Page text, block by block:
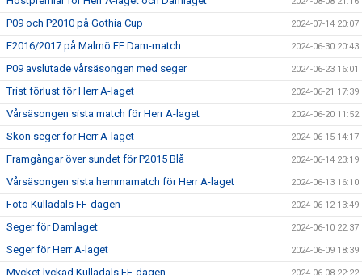
P09 och P2010 på Gothia Cup 2024-07-14 20:07
F2016/2017 på Malmö FF Dam-match 2024-06-30 20:43
P09 avslutade vårsäsongen med seger 2024-06-23 16:01
Trist förlust för Herr A-laget 2024-06-21 17:39
Vårsäsongen sista match för Herr A-laget 2024-06-20 11:52
Skön seger för Herr A-laget 2024-06-15 14:17
Framgångar över sundet för P2015 Blå 2024-06-14 23:19
Vårsäsongen sista hemmamatch för Herr A-laget 2024-06-13 16:10
Foto Kulladals FF-dagen 2024-06-12 13:49
Seger för Damlaget 2024-06-10 22:37
Seger för Herr A-laget 2024-06-09 18:39
Mycket lyckad Kulladals FF-dagen